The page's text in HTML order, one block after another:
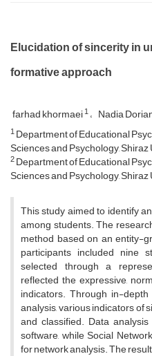
Elucidation of sincerity in
formative approach
farhad khormaei1 Nadia
1Department of Educational
Sciences and Psychology, Shiraz
2Department of Educational
Sciences and Psychology, Shiraz
This study aimed to identify
among students. The
method based on an entity-
participants included nine
selected through a
reflected the expressive,
indicators. Through in-
analysis, various indicators of
and classified. Data
software, while Social
for network analysis. The